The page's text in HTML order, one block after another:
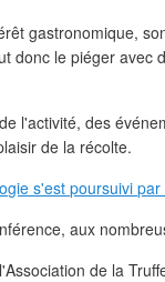
gastronomique,
donc le piéger avec
l'activité, des
de la récolte.
aux
de la